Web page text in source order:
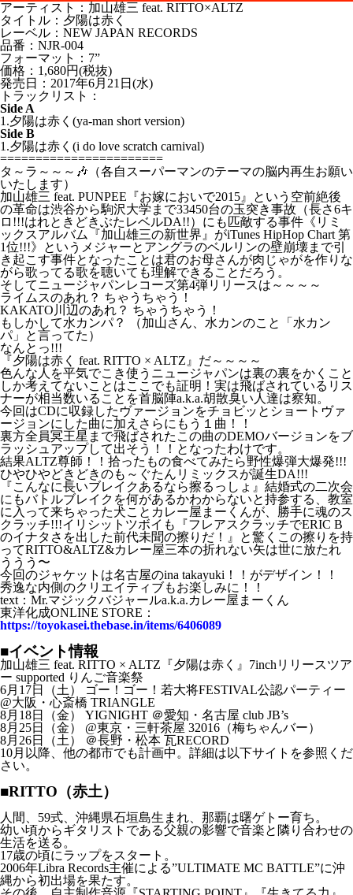
アーティスト：加山雄三 feat. RITTO×ALTZ
タイトル：夕陽は赤く
レーベル：NEW JAPAN RECORDS
品番：NJR-004
フォーマット：7”
価格：1,680円(税抜)
発売日：2017年6月21日(水)
トラックリスト：
Side A
1.夕陽は赤く(ya-man short version)
Side B
1.夕陽は赤く(i do love scratch carnival)
=======================
タ～ラ～～～🎶（各自スーパーマンのテーマの脳内再生お願い
いたします）
加山雄三 feat. PUNPEE『お嫁においで2015』という空前絶後
の革命は渋谷から駒沢大学まで33450台の玉突き事故（長さ6キ
ロ!!!はれときどきぶたレベルDA!!）にも匹敵する事件《リミ
ックスアルバム『加山雄三の新世界』がiTunes HipHop Chart 第
1位!!!》というメジャーとアングラのベルリンの壁崩壊まで引
き起こす事件となったことは君のお母さんが肉じゃがを作りな
がら歌ってる歌を聴いても理解できることだろう。
そしてニュージャパンレコーズ第4弾リリースは～～～～
ライムスのあれ？ ちゃうちゃう！
KAKATO川辺のあれ？ ちゃうちゃう！
もしかして水カンパ？ （加山さん、水カンのこと「水カン
パ」と言ってた）
なんとっ!!!
『夕陽は赤く feat. RITTO × ALTZ』だ～～～～
色んな人を平気でこき使うニュージャパンは裏の裏をかくこと
しか考えてないことはここでも証明！実は飛ばされているリス
ナーが相当数いることを首脳陣a.k.a.胡散臭い人達は察知。
今回はCDに収録したヴァージョンをチョビッとショートヴァ
ージョンにした曲に加えさらにもう１曲！！
裏方全員冥王星まで飛ばされたこの曲のDEMOバージョンをブ
ラッシュアップして出そう！！となったわけです。
結果ALTZ尊師！！拾ったもの食べてみたら野性爆弾大爆発!!!
ひやひやどきどきのも～ぐたんリミックスが誕生DA!!!
『こんなに長いブレイクあるなら擦るっしょ』結婚式の二次会
にもバトルブレイクを何があるかわからないと持参する、教室
に入って来ちゃった犬ことカレー屋まーくんが、勝手に魂のス
クラッチ!!!イリシットツボイも『フレアスクラッチでERIC B
のイナタさを出した前代未聞の擦りだ！』と驚くこの擦りを持
ってRITTO&ALTZ&カレー屋三本の折れない矢は世に放たれ
ううう〜
今回のジャケットは名古屋のina takayuki！！がデザイン！！
秀逸な内側のクリエイティブもお楽しみに！！
text：Mr.マジックバジャールa.k.a.カレー屋まーくん
東洋化成ONLINE STORE：
https://toyokasei.thebase.in/items/6406089
■イベント情報
加山雄三 feat. RITTO × ALTZ『夕陽は赤く』7inchリリースツア
ー supported りんご音楽祭
6月17日（土） ゴー！ゴー！若大将FESTIVAL公認パーティー
@大阪・心斎橋 TRIANGLE
8月18日（金） YIGNIGHT ＠愛知・名古屋 club JB’s
8月25日（金） @東京・三軒茶屋 32016（梅ちゃんバー）
8月26日（土） ＠長野・松本 瓦RECORD
10月以降、他の都市でも計画中。詳細は以下サイトを参照くだ
さい。
■RITTO（赤土）
人間、59式、沖縄県石垣島生まれ、那覇は曙ゲトー育ち。
幼い頃からギタリストである父親の影響で音楽と隣り合わせの
生活を送る。
17歳の頃にラップをスタート。
2006年Libra Records主催による”ULTIMATE MC BATTLE”に沖
縄から初出場を果たす。